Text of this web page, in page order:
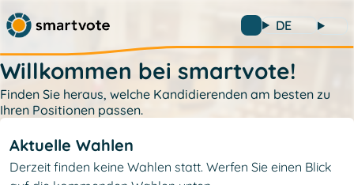
DE
Willkommen bei smartvote!
Finden Sie heraus, welche Kandidierenden am besten zu
Ihren Positionen passen.
Aktuelle Wahlen
Derzeit finden keine Wahlen statt. Werfen Sie einen Blick